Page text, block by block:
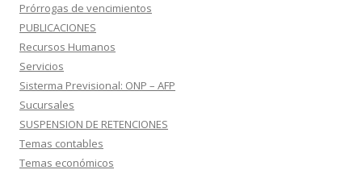
Prórrogas de vencimientos
PUBLICACIONES
Recursos Humanos
Servicios
Sisterma Previsional: ONP – AFP
Sucursales
SUSPENSION DE RETENCIONES
Temas contables
Temas económicos